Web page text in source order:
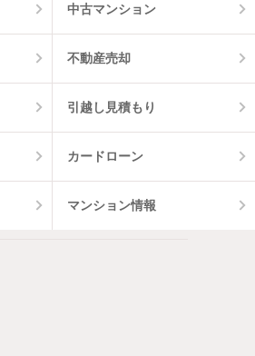
中古マンション
不動産売却
引越し見積もり
カードローン
マンション情報